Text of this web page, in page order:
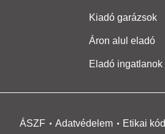
Kiadó garázsok
Áron alul eladó
Eladó ingatlanok
ÁSZF Adatvédelem Etikai